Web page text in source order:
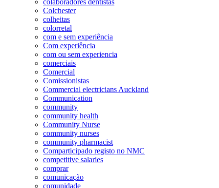
Colchester
colheitas
colorretal
com e sem experiência
Com experiência
com ou sem experiencia
comerciais
Comercial
Comissionistas
Commercial electricians Auckland
Communication
community
community health
Community Nurse
community nurses
community pharmacist
Comparticipado registo no NMC
competitive salaries
comprar
comunicação
comunidade